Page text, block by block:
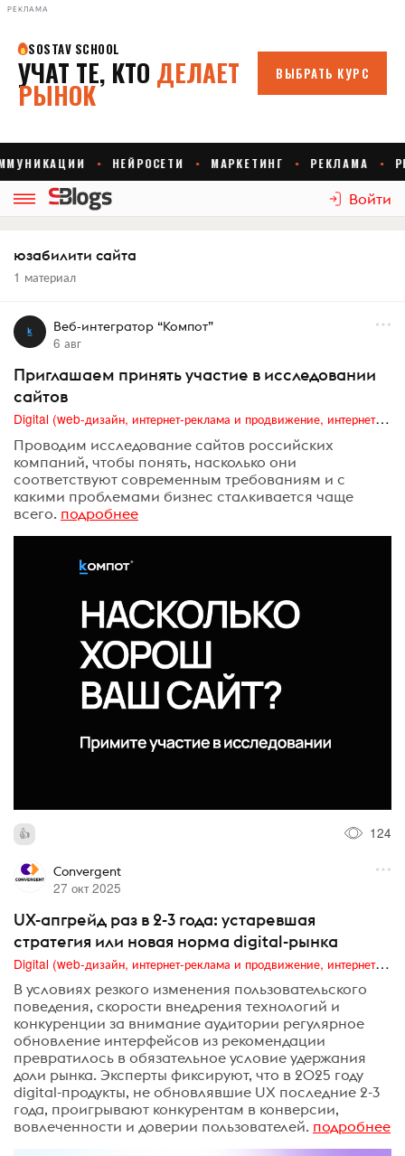
РЕКЛАМА
Войти
юзабилити сайта
1 материал
Веб-интегратор “Компот”
6 авг
Приглашаем принять участие в исследовании
сайтов
Digital (web-дизайн, интернет-реклама и продвижение, интернет-сообщества и блоги, интернет-коммуникации, мобильный маркетинг, реклама на цифровых экранах)
Проводим исследование сайтов российских
компаний, чтобы понять, насколько они
соответствуют современным требованиям и с
какими проблемами бизнес сталкивается чаще
всего. подробнее
124
Convergent
27 окт 2025
UX-апгрейд раз в 2-3 года: устаревшая
стратегия или новая норма digital-рынка
Digital (web-дизайн, интернет-реклама и продвижение, интернет-сообщества и блоги, интернет-коммуникации, мобильный маркетинг, реклама на цифровых экранах)
В условиях резкого изменения пользовательского
поведения, скорости внедрения технологий и
конкуренции за внимание аудитории регулярное
обновление интерфейсов из рекомендации
превратилось в обязательное условие удержания
доли рынка. Эксперты фиксируют, что в 2025 году
digital-продукты, не обновлявшие UX последние 2-3
года, проигрывают конкурентам в конверсии,
вовлеченности и доверии пользователей.​ подробнее